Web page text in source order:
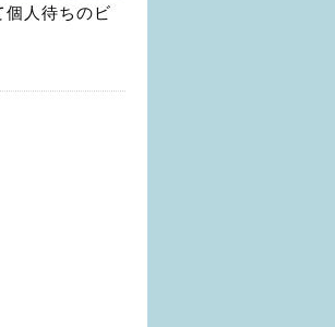
個人待ちのビ